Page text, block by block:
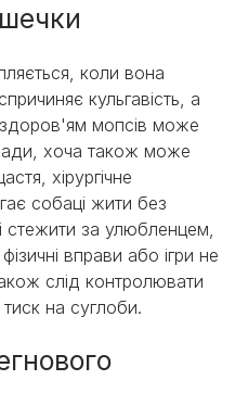
коли вона
кульгавість, а
здоров'ям мопсів може
хоча також може
хірургічне
собаці жити без
за улюбленцем,
вправи або ігри не
слід контролювати
на суглоби.